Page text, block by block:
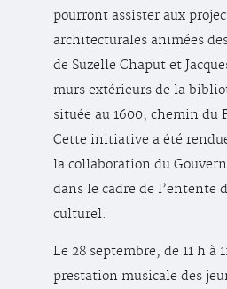
pourront assister aux
architecturales animées
de Suzelle Chaput et
murs extérieurs de la
située au 1600, chemin du
Cette initiative a été
la collaboration du
dans le cadre de l’entente
culturel.
Le 28 septembre, de 11 h à
prestation musicale des